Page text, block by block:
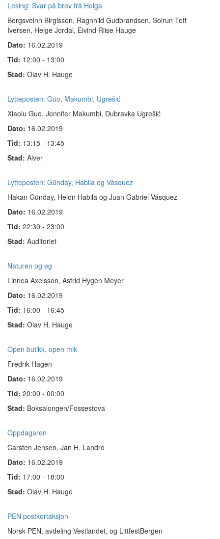
Lesing: Svar på brev frå Helga
Bergsveinn Birgisson, Ragnhild Gudbrandsen, Solrun Toft
Iversen, Helge Jordal, Eivind Riise Hauge
Dato: 16.02.2019
Tid: 12:00 - 13:00
Stad: Olav H. Hauge
Lytteposten: Guo, Makumbi, Ugrešić
Xiaolu Guo, Jennifer Makumbi, Dubravka Ugrešić
Dato: 16.02.2019
Tid: 13:15 - 13:45
Stad: Alver
Lytteposten: Günday, Habila og Vásquez
Hakan Günday, Helon Habila og Juan Gabriel Vásquez
Dato: 16.02.2019
Tid: 22:30 - 23:00
Stad: Auditoriet
Naturen og eg
Linnea Axelsson, Astrid Hygen Meyer
Dato: 16.02.2019
Tid: 16:00 - 16:45
Stad: Olav H. Hauge
Open butikk, open mik
Fredrik Hagen
Dato: 16.02.2019
Tid: 20:00 - 00:00
Stad: Boksalongen/Fossestova
Oppdagaren
Carsten Jensen, Jan H. Landro
Dato: 16.02.2019
Tid: 17:00 - 18:00
Stad: Olav H. Hauge
PEN postkortaksjon
Norsk PEN, avdeling Vestlandet, og LittfestBergen